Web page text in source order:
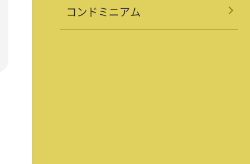
コンドミニアム